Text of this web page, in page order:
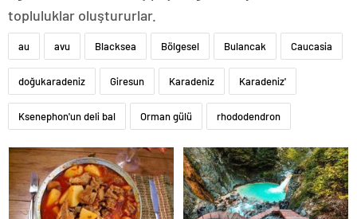
topluluklar oluştururlar.
au avu Blacksea Bölgesel Bulancak Caucasia
doğukaradeniz Giresun Karadeniz Karadeniz'
Ksenephon'un deli bal Orman gülü rhododendron